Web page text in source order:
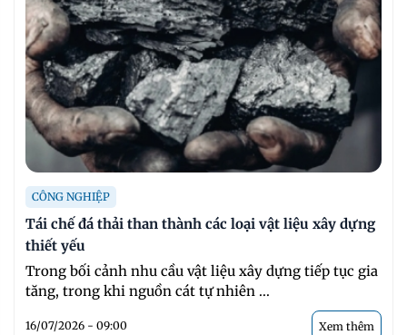
CÔNG NGHIỆP
Tái chế đá thải than thành các loại vật liệu xây dựng
thiết yếu
Trong bối cảnh nhu cầu vật liệu xây dựng tiếp tục gia
tăng, trong khi nguồn cát tự nhiên ...
16/07/2026 - 09:00 Xem thêm